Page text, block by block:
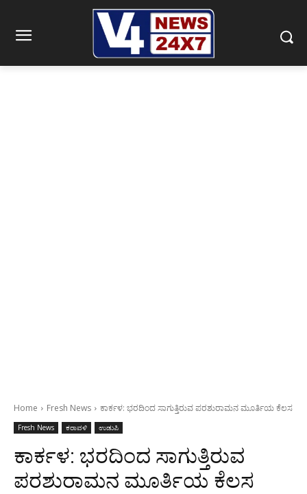
Home Fresh News ಕಾರ್ಕಳ: ಭರದಿಂದ ಸಾಗುತ್ತಿರುವ ಪರಶುರಾಮನ ಮೂರ್ತಿಯ ಕೆಲಸ
Fresh News ಕರಾವಳಿ ಉಡುಪಿ
ಕಾರ್ಕಳ: ಭರದಿಂದ ಸಾಗುತ್ತಿರುವ
ಪರಶುರಾಮನ ಮೂರ್ತಿಯ ಕೆಲಸ